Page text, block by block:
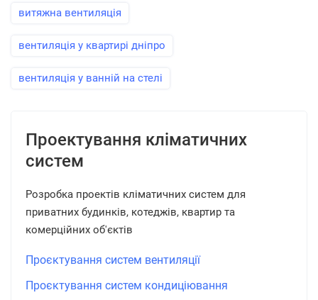
витяжна вентиляція
вентиляція у квартирі дніпро
вентиляція у ванній на стелі
Проектування кліматичних
систем
Розробка проектів кліматичних систем для
приватних будинків, котеджів, квартир та
комерційних об'єктів
Проєктування систем вентиляції
Проєктування систем кондиціювання